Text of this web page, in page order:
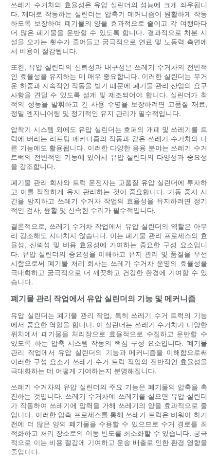
쓰레기 수거차의 효율성은 유압 실린더의 성능에 크게 좌우됩니
다. 제대로 작동하는 실린더는 압축기 메커니즘이 원활하게 작동
하도록 보장하여 폐기물의 양을 효과적으로 줄이고 각 여행마다
더 많은 폐기물을 운반할 수 있도록 합니다. 결과적으로 처분 시
설을 오가는 횟수가 줄어들고 궁극적으로 연료 및 노동력 측면에
서 비용이 절감됩니다.
또한, 유압 실린더의 신뢰성과 내구성은 쓰레기 수거차의 전반적
인 효율성을 유지하는 데 매우 중요합니다. 이러한 실린더는 무거
운 하중과 지속적인 작동을 받기 때문에 폐기물 관리 산업의 요구
사항을 견딜 수 있도록 설계 및 제조되어야 합니다. 실린더가 최
적의 성능을 발휘하고 긴 사용 수명을 보장하려면 고품질 재료,
정밀 엔지니어링 및 정기적인 유지 관리가 필수적입니다.
압착기 시스템 외에도 유압 실린더는 호퍼의 개폐 및 쓰레기를 트
럭에 버리는 리프팅 메커니즘의 작동과 같은 쓰레기 수거차의 다
른 기능에도 활용됩니다. 이러한 다양한 응용 분야는 쓰레기 수거
트럭의 전반적인 기능에 있어서 유압 실린더의 다양성과 중요성
을 강조합니다.
폐기물 관리 회사와 트럭 운전자는 고품질 유압 실린더에 투자하
고 이를 적절하게 유지 관리하는 것이 중요합니다. 가동 중지 시
간을 방지하고 쓰레기 수거차 작업의 효율성을 유지하려면 정기
적인 검사, 윤활 및 신속한 수리가 필수적입니다.
결론적으로, 쓰레기 수거차 작업에서 유압 실린더의 역할은 아무
리 강조해도 지나치지 않습니다. 이는 폐기물 관리 프로세스의 효
율성, 신뢰성 및 비용 효율성에 기여하는 중요한 구성 요소입니
다. 유압 실린더의 중요성을 이해하고 유지 관리 및 품질을 우선
시함으로써 폐기물 처리 회사는 쓰레기 수거차 운영의 효율성을
극대화하고 궁극적으로 더 깨끗하고 건강한 환경에 기여할 수 있
습니다.
폐기물 관리 작업에서 유압 실린더의 기능 및 메커니즘
유압 실린더는 폐기물 관리 작업, 특히 쓰레기 수거 트럭의 기능
에서 중요한 역할을 합니다. 이 실린더는 쓰레기 수거차가 다양한
위치에서 폐기물을 처리장으로 효율적으로 수집하고 운반할 수
있도록 하는 압축 시스템 작동의 핵심 구성 요소입니다. 폐기물
관리 작업에서 유압 실린더의 기능과 메커니즘을 이해함으로써
이러한 구성 요소가 쓰레기 수거 트럭 작업의 전반적인 효율성을
극대화하는 데 어떻게 기여하는지 분명해집니다.
쓰레기 수거차의 유압 실린더의 주요 기능은 폐기물의 압축을 촉
진하는 것입니다. 쓰레기 수거차에 쓰레기를 실으면 유압 실린더
가 작동하여 쓰레기에 압력을 가해 쓰레기의 양을 효과적으로 줄
입니다. 이러한 압축 프로세스를 통해 쓰레기 트럭은 비워야 하기
전에 더 많은 양의 폐기물을 수용할 수 있으므로 수거 경로를 최
적화하고 처리 장소로의 이동 빈도를 최소화할 수 있습니다. 궁극
적으로 이는 비용 절감에 기여하고 운송 배출로 인한 환경 영향을
줄입니다.